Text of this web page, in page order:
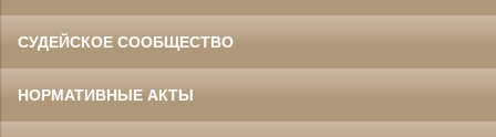
СУДЕЙСКОЕ СООБЩЕСТВО
НОРМАТИВНЫЕ АКТЫ